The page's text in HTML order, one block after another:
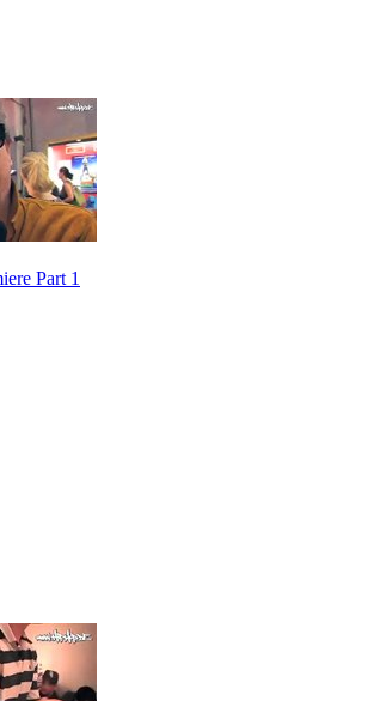
Part 1